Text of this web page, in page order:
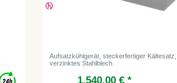
Aufsatzkühlgerät, steckerfertiger
verzinktes Stahlblech
1.540,00 € *